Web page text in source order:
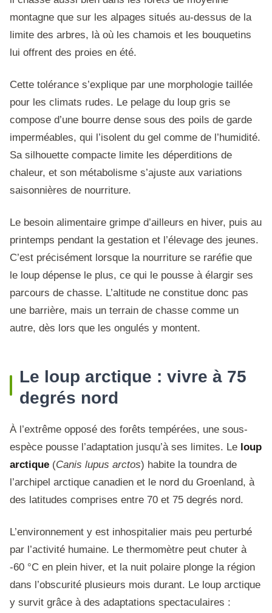
montagne que sur les alpages situés au-dessus de la
limite des arbres, là où les chamois et les bouquetins
lui offrent des proies en été.
Cette tolérance s’explique par une morphologie taillée
pour les climats rudes. Le pelage du loup gris se
compose d’une bourre dense sous des poils de garde
imperméables, qui l’isolent du gel comme de l’humidité.
Sa silhouette compacte limite les déperditions de
chaleur, et son métabolisme s’ajuste aux variations
saisonnières de nourriture.
Le besoin alimentaire grimpe d’ailleurs en hiver, puis au
printemps pendant la gestation et l’élevage des jeunes.
C’est précisément lorsque la nourriture se raréfie que
le loup dépense le plus, ce qui le pousse à élargir ses
parcours de chasse. L’altitude ne constitue donc pas
une barrière, mais un terrain de chasse comme un
autre, dès lors que les ongulés y montent.
Le loup arctique : vivre à 75
degrés nord
À l’extrême opposé des forêts tempérées, une sous-
espèce pousse l’adaptation jusqu’à ses limites. Le loup
arctique (Canis lupus arctos) habite la toundra de
l’archipel arctique canadien et le nord du Groenland, à
des latitudes comprises entre 70 et 75 degrés nord.
L’environnement y est inhospitalier mais peu perturbé
par l’activité humaine. Le thermomètre peut chuter à
-60 °C en plein hiver, et la nuit polaire plonge la région
dans l’obscurité plusieurs mois durant. Le loup arctique
y survit grâce à des adaptations spectaculaires :